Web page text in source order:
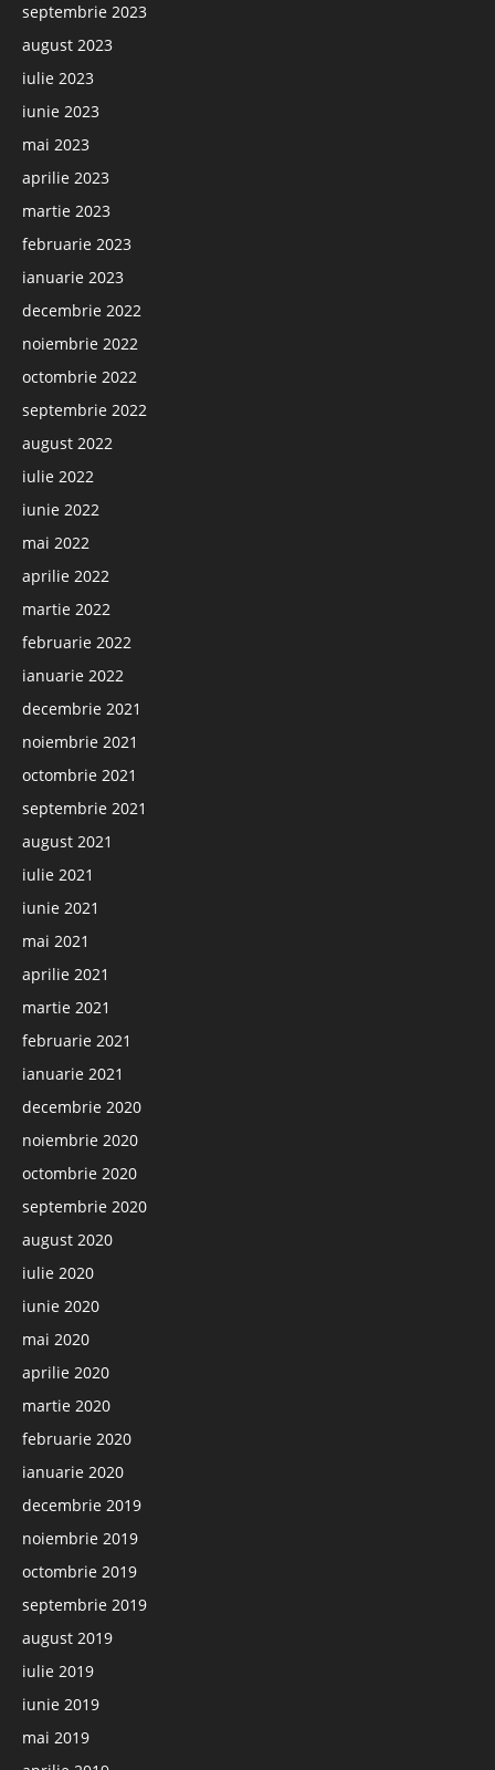
septembrie 2023
august 2023
iulie 2023
iunie 2023
mai 2023
aprilie 2023
martie 2023
februarie 2023
ianuarie 2023
decembrie 2022
noiembrie 2022
octombrie 2022
septembrie 2022
august 2022
iulie 2022
iunie 2022
mai 2022
aprilie 2022
martie 2022
februarie 2022
ianuarie 2022
decembrie 2021
noiembrie 2021
octombrie 2021
septembrie 2021
august 2021
iulie 2021
iunie 2021
mai 2021
aprilie 2021
martie 2021
februarie 2021
ianuarie 2021
decembrie 2020
noiembrie 2020
octombrie 2020
septembrie 2020
august 2020
iulie 2020
iunie 2020
mai 2020
aprilie 2020
martie 2020
februarie 2020
ianuarie 2020
decembrie 2019
noiembrie 2019
octombrie 2019
septembrie 2019
august 2019
iulie 2019
iunie 2019
mai 2019